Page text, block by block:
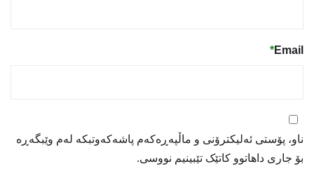
Email
*
ناو، پۆستی ئەلیکترۆنی و ماڵپەڕەکەم پاشەکەوتبکە لەم وێبگەڕە
بۆ جاری داهاتوو کاتێک تێبینیم نووسی.